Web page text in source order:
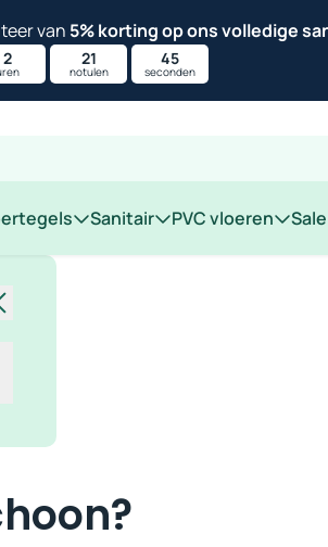
van 5% korting op ons volledige
2 21
notulen
44
seconden
Sanitair PVC vloeren Sale